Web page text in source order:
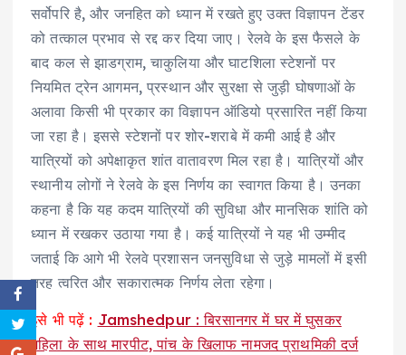
सर्वोपरि है, और जनहित को ध्यान में रखते हुए उक्त विज्ञापन टेंडर
को तत्काल प्रभाव से रद्द कर दिया जाए। रेलवे के इस फैसले के
बाद कल से झाडग्राम, चाकुलिया और घाटशिला स्टेशनों पर
नियमित ट्रेन आगमन, प्रस्थान और सुरक्षा से जुड़ी घोषणाओं के
अलावा किसी भी प्रकार का विज्ञापन ऑडियो प्रसारित नहीं किया
जा रहा है। इससे स्टेशनों पर शोर-शराबे में कमी आई है और
यात्रियों को अपेक्षाकृत शांत वातावरण मिल रहा है। यात्रियों और
स्थानीय लोगों ने रेलवे के इस निर्णय का स्वागत किया है। उनका
कहना है कि यह कदम यात्रियों की सुविधा और मानसिक शांति को
ध्यान में रखकर उठाया गया है। कई यात्रियों ने यह भी उम्मीद
जताई कि आगे भी रेलवे प्रशासन जनसुविधा से जुड़े मामलों में इसी
तरह त्वरित और सकारात्मक निर्णय लेता रहेगा।
इसे भी पढ़ें : Jamshedpur : बिरसानगर में घर में घुसकर
महिला के साथ मारपीट, पांच के खिलाफ नामजद प्राथमिकी दर्ज